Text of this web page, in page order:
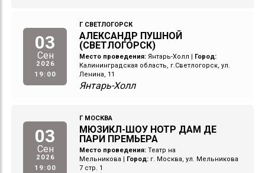
03
Сен
2026
19:00
Г СВЕТЛОГОРСК
АЛЕКСАНДР ПУШНОЙ
(СВЕТЛОГОРСК)
Место проведения: Янтарь-Холл
Город:
Калининградская область, г.Светлогорск, ул.
Ленина, 11
Янтарь-Холл
03
Сен
2026
19:00
Г МОСКВА
МЮЗИКЛ-ШОУ НОТР ДАМ ДЕ
ПАРИ ПРЕМЬЕРА
Место проведения: Театр на
Мельникова
Город: г. Москва, ул. Мельникова
7 стр. 1